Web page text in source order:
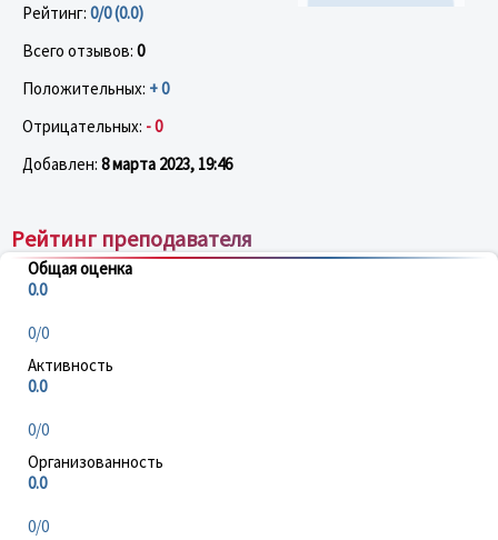
Рейтинг: 0/0 (0.0)
Всего отзывов: 0
Положительных: + 0
Отрицательных: - 0
Добавлен: 8 марта 2023, 19:46
Рейтинг преподавателя
Общая оценка
0.0
0/0
Активность
0.0
0/0
Организованность
0.0
0/0